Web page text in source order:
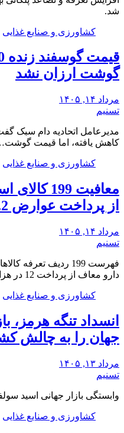
شد.
کشاورزی و صنایع غذایی
گوشت ارزان نشد
مرداد ۱۴, ۱۴۰۵
تسنیم
کاهش یافته، اما قیمت
کشاورزی و صنایع غذایی
معافیت
از پرداخت عوارض 1.2 درصدی واردات
مرداد ۱۴, ۱۴۰۵
تسنیم
فهرست 199 ردیف
دارو معاف از پرداخت 12 در هزار…
کشاورزی و صنایع غذایی
انسداد تنگه هرمز،
جهان را به چالش
مرداد ۱۳, ۱۴۰۵
تسنیم
وابستگی بازار جهانی اسید
کشاورزی و صنایع غذایی